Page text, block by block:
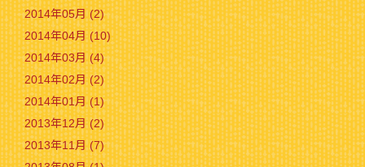
2014年05月 (2)
2014年04月 (10)
2014年03月 (4)
2014年02月 (2)
2014年01月 (1)
2013年12月 (2)
2013年11月 (7)